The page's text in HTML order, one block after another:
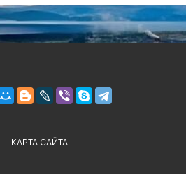
КАРТА САЙТА